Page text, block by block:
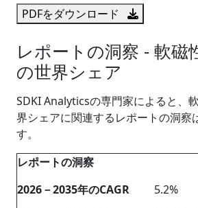
PDFをダウンロード
レポートの洞察 - 軟磁
の世界シェア
SDKI Analyticsの専門家によると、
界シェアに関連するレポートの洞察
す。
レポートの洞察
2026－2035年のCAGR
5.2%